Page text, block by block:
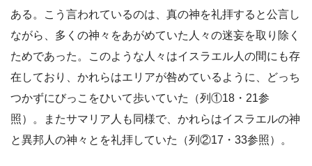
ある。こう言われているのは、真の神を礼拝すると公言し
ながら、多くの神々をあがめていた人々の迷妄を取り除く
ためであった。このような人々はイスラエル人の間にも存
在しており、かれらはエリアが咎めているように、どっち
つかずにびっこをひいて歩いていた（列①18・21参
照）。またサマリア人も同様で、かれらはイスラエルの神
と異邦人の神々とを礼拝していた（列②17・33参照）。